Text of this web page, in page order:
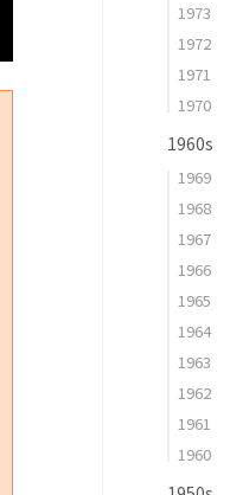
1973
1972
1971
1970
1960s
1969
1968
1967
1966
1965
1964
1963
1962
1961
1960